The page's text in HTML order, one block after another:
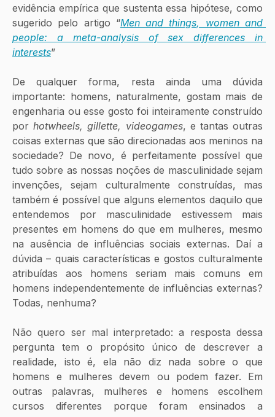
evidência empírica que sustenta essa hipótese, como
sugerido pelo artigo “Men and things, women and
people: a meta-analysis of sex differences in
interests”
De qualquer forma, resta ainda uma dúvida
importante: homens, naturalmente, gostam mais de
engenharia ou esse gosto foi inteiramente construído
por hotwheels, gillette, videogames, e tantas outras
coisas externas que são direcionadas aos meninos na
sociedade? De novo, é perfeitamente possível que
tudo sobre as nossas noções de masculinidade sejam
invenções, sejam culturalmente construídas, mas
também é possível que alguns elementos daquilo que
entendemos por masculinidade estivessem mais
presentes em homens do que em mulheres, mesmo
na ausência de influências sociais externas. Daí a
dúvida – quais características e gostos culturalmente
atribuídas aos homens seriam mais comuns em
homens independentemente de influências externas?
Todas, nenhuma?
Não quero ser mal interpretado: a resposta dessa
pergunta tem o propósito único de descrever a
realidade, isto é, ela não diz nada sobre o que
homens e mulheres devem ou podem fazer. Em
outras palavras, mulheres e homens escolhem
cursos diferentes porque foram ensinados a